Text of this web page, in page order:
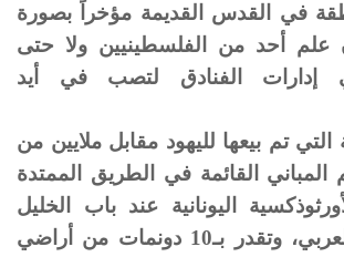
في القدس القديمة مؤخراً بصورة
أحد من الفلسطينيين ولا حتى
إدارات الفنادق لتصب في أيد
تم بيعها لليهود مقابل ملايين من
المباني القائمة في الطريق الممتدة
اليونانية عند باب الخليل
وحتى السوق العربي، وتقدر بـ10 دونمات من أراضي